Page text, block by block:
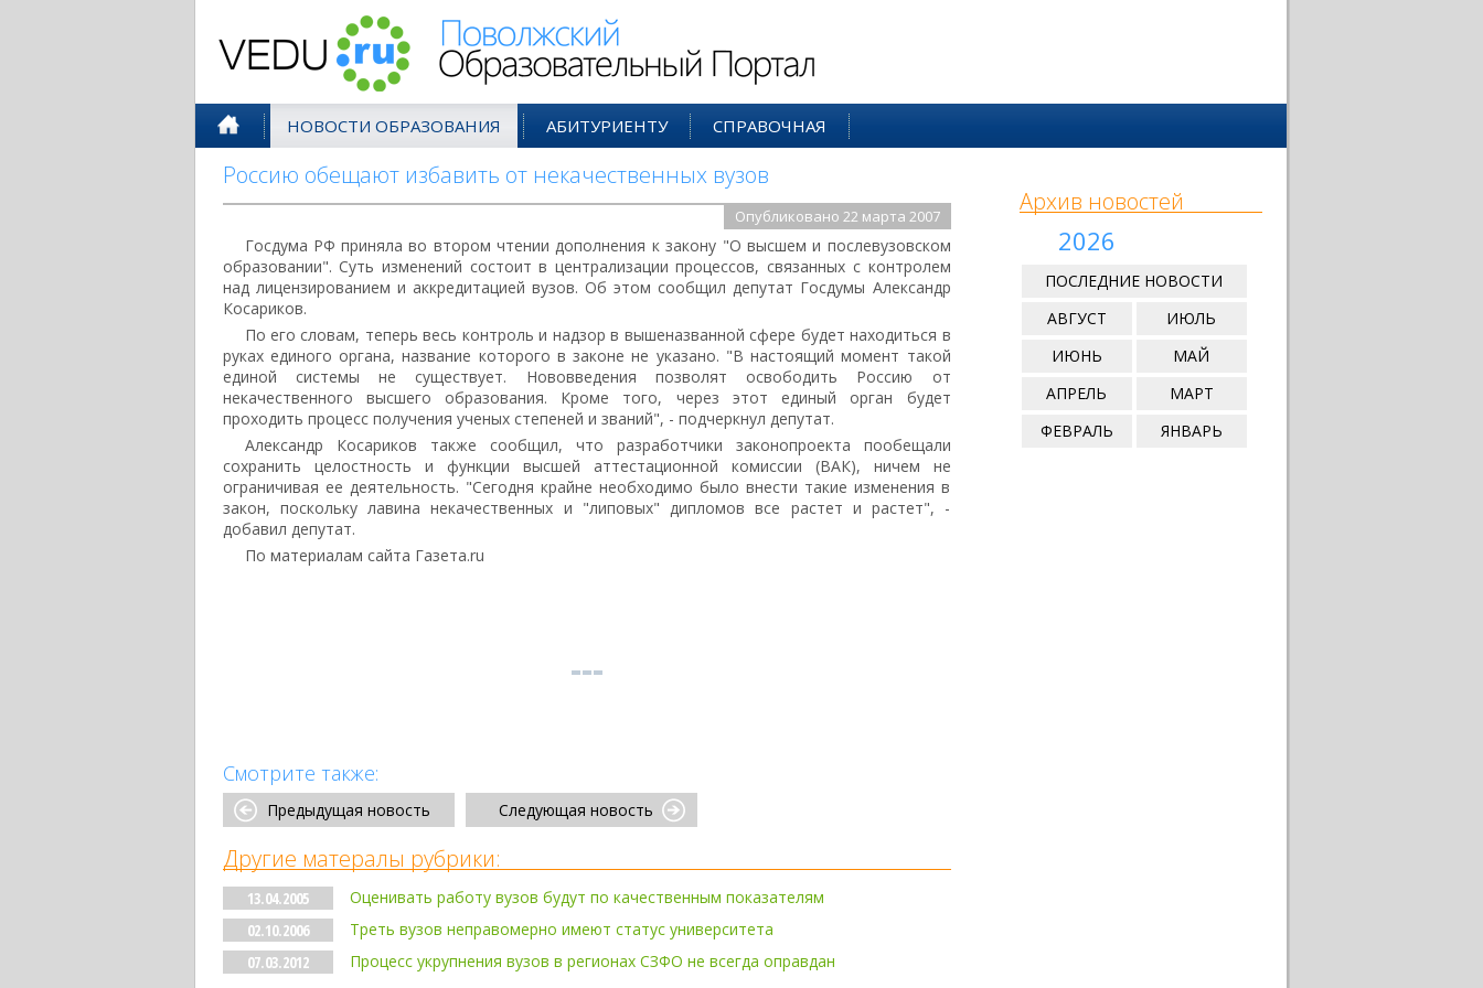
НОВОСТИ ОБРАЗОВАНИЯ АБИТУРИЕНТУ СПРАВОЧНАЯ
Россию обещают избавить от некачественных вузов
Опубликовано 22 марта 2007
Госдума РФ приняла во втором чтении дополнения к закону "О высшем и послевузовском
образовании". Суть изменений состоит в централизации процессов, связанных с контролем
над лицензированием и аккредитацией вузов. Об этом сообщил депутат Госдумы Александр
Косариков.
По его словам, теперь весь контроль и надзор в вышеназванной сфере будет находиться в
руках единого органа, название которого в законе не указано. "В настоящий момент такой
единой системы не существует. Нововведения позволят освободить Россию от
некачественного высшего образования. Кроме того, через этот единый орган будет
проходить процесс получения ученых степеней и званий", - подчеркнул депутат.
Александр Косариков также сообщил, что разработчики законопроекта пообещали
сохранить целостность и функции высшей аттестационной комиссии (ВАК), ничем не
ограничивая ее деятельность. "Сегодня крайне необходимо было внести такие изменения в
закон, поскольку лавина некачественных и "липовых" дипломов все растет и растет", -
добавил депутат.
По материалам сайта Газета.ru
Смотрите также:
Предыдущая новость Следующая новость
Другие матералы рубрики:
13.04.2005
Оценивать работу вузов будут по качественным показателям
02.10.2006
Треть вузов неправомерно имеют статус университета
07.03.2012
Процесс укрупнения вузов в регионах СЗФО не всегда оправдан
Архив новостей
2026
ПОСЛЕДНИЕ НОВОСТИ
АВГУСТ
ИЮЛЬ
ИЮНЬ
МАЙ
АПРЕЛЬ
МАРТ
ФЕВРАЛЬ
ЯНВАРЬ